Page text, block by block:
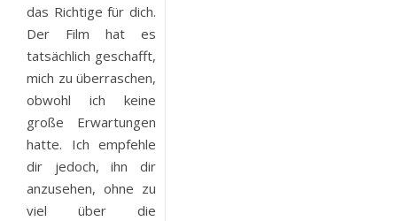
das Richtige für dich.
Der Film hat es
tatsächlich geschafft,
mich zu überraschen,
obwohl ich keine
große Erwartungen
hatte. Ich empfehle
dir jedoch, ihn dir
anzusehen, ohne zu
viel über die